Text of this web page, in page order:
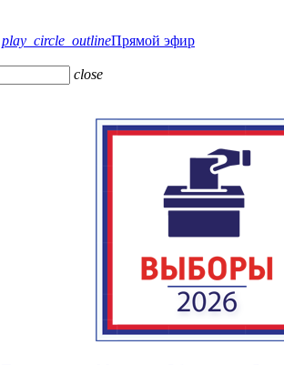
play_circle_outlineПрямой эфир
close